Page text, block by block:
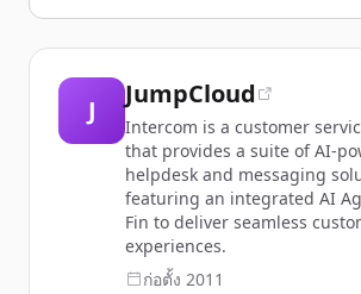
J
JumpCloud
Intercom is a customer
that provides a suite of AI-
helpdesk and messaging
featuring an integrated AI
Fin to deliver seamless
experiences.
ก่อตั้ง 2011